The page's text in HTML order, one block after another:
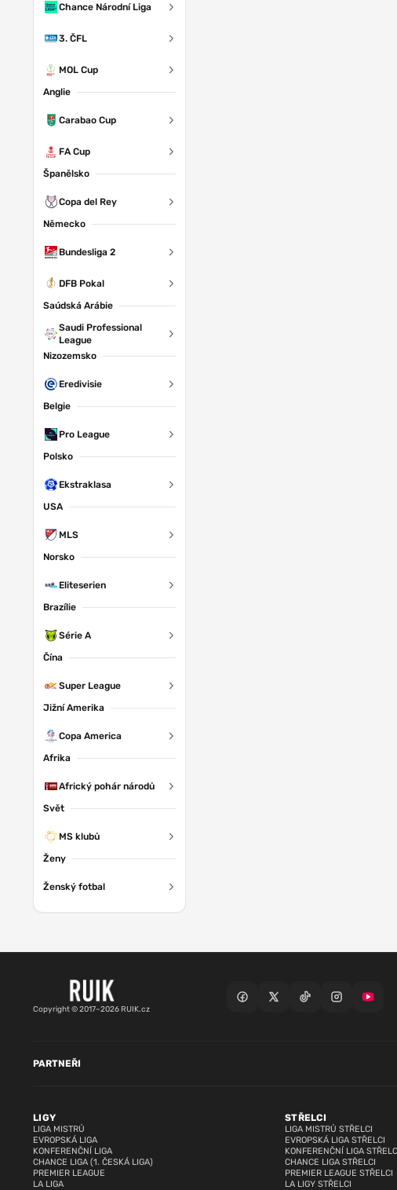
Chance Národní Liga
3. ČFL
MOL Cup
Anglie
Carabao Cup
FA Cup
Španělsko
Copa del Rey
Německo
Bundesliga 2
DFB Pokal
Saúdská Arábie
Saudi Professional
League
Nizozemsko
Eredivisie
Belgie
Pro League
Polsko
Ekstraklasa
USA
MLS
Norsko
Eliteserien
Brazílie
Série A
Čína
Super League
Jižní Amerika
Copa America
Afrika
Africký pohár národů
Svět
MS klubů
Ženy
Ženský fotbal
Copyright © 2017–2026 RUIK.cz
LIGY
LIGA MISTRŮ
EVROPSKÁ LIGA
KONFERENČNÍ LIGA
CHANCE LIGA (1. ČESKÁ LIGA)
PREMIER LEAGUE
LA LIGA
STŘELCI
LIGA MISTRŮ STŘELCI
EVROPSKÁ LIGA STŘELCI
KONFERENČNÍ LIGA
CHANCE LIGA STŘELCI
PREMIER LEAGUE STŘELCI
LA LIGY STŘELCI
PARTNEŘI